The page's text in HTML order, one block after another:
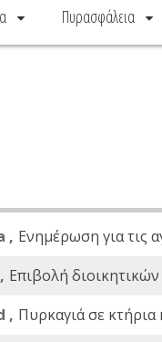
Πυρασφάλεια
, Ενημέρωση για τις
Επιβολή
, Πυρκαγιά σε